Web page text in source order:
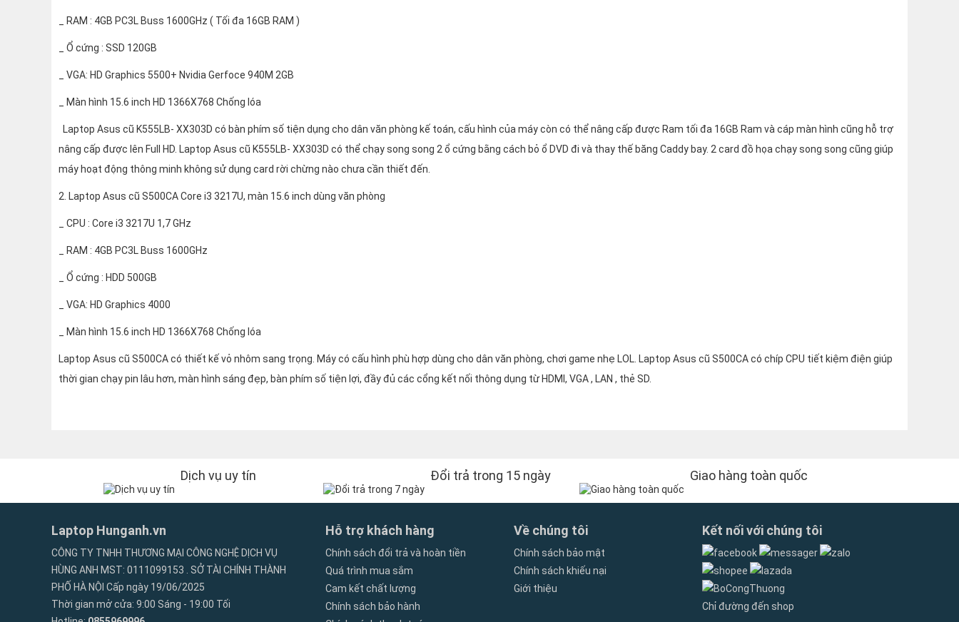
_ RAM : 4GB PC3L Buss 1600GHz ( Tối đa 16GB RAM )
_ Ổ cứng : SSD 120GB
_ VGA: HD Graphics 5500+ Nvidia Gerfoce 940M 2GB
_ Màn hình 15.6 inch HD 1366X768 Chống lóa
Laptop Asus cũ K555LB- XX303D có bàn phím số tiện dụng cho dân văn phòng kế toán, cấu hình của máy còn có thể nâng cấp được Ram tối đa 16GB Ram và cáp màn hình cũng hỗ trợ
nâng cấp được lên Full HD. Laptop Asus cũ K555LB- XX303D có thể chạy song song 2 ổ cứng bằng cách bỏ ổ DVD đi và thay thế băng Caddy bay. 2 card đồ họa chạy song song cũng giúp
máy hoạt động thông minh không sử dụng card rời chừng nào chưa cần thiết đến.
2. Laptop Asus cũ S500CA Core i3 3217U, màn 15.6 inch dùng văn phòng
_ CPU : Core i3 3217U 1,7 GHz
_ RAM : 4GB PC3L Buss 1600GHz
_ Ổ cứng : HDD 500GB
_ VGA: HD Graphics 4000
_ Màn hình 15.6 inch HD 1366X768 Chống lóa
Laptop Asus cũ S500CA có thiết kế vỏ nhôm sang trọng. Máy có cấu hình phù hợp dùng cho dân văn phòng, chơi game nhẹ LOL. Laptop Asus cũ S500CA có chíp CPU tiết kiệm điện giúp
thời gian chạy pin lâu hơn, màn hình sáng đẹp, bàn phím số tiện lợi, đầy đủ các cổng kết nối thông dụng từ HDMI, VGA , LAN , thẻ SD.
Dịch vụ uy tín Đổi trả trong 15 ngày Giao hàng toàn quốc
Laptop Hunganh.vn
CÔNG TY TNHH THƯƠNG MẠI CÔNG NGHỆ DỊCH VỤ
HÙNG ANH MST: 0111099153 . SỞ TÀI CHÍNH THÀNH
PHỐ HÀ NỘI Cấp ngày 19/06/2025
Thời gian mở cửa: 9:00 Sáng - 19:00 Tối
Hỗ trợ khách hàng
Chính sách đổi trả và hoàn tiền
Quá trình mua sắm
Cam kết chất lượng
Chính sách bảo hành
Về chúng tôi
Chính sách bảo mật
Chính sách khiếu nại
Giới thiệu
Kết nối với chúng tôi
Chỉ đường đến shop